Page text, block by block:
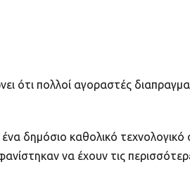
ότι πολλοί αγοραστές
δημόσιο καθολικό
να έχουν τις